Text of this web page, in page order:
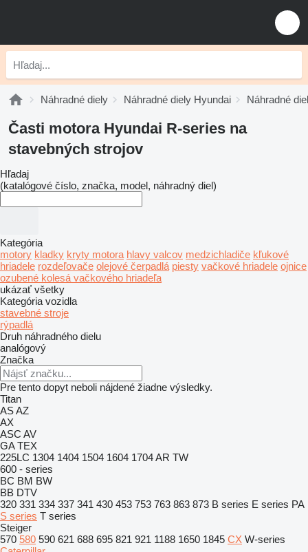
Náhradné diely Náhradné diely Hyundai Náhradné
Časti motora Hyundai R-series na
stavebných strojov
Hľadaj
(katalógové číslo, značka, model, náhradný diel)
Kategória
motory kladky kryty motora hlavy valcov medzichladiče kľukové
hriadele rozdeľovače olejové čerpadlá piesty vačkové hriadele ojnice
ozubené kolesá vačkového hriadeľa
ukázať všetky
Kategória vozidla
stavebné stroje
rýpadlá
Druh náhradného dielu
analógový
Značka
Pre tento dopyt neboli nájdené žiadne výsledky.
Titan
ASAZ
AX
ASC AV
GA TEX
225LC 1304 1404 1504 1604 1704AR TW
600 - series
BC BM BW
BB DTV
320 331 334 337 341 430 453 753 763 863 873 B series E series PA
S series T series
Steiger
570 580 590 621 688 695 821 921 1188 1650 1845 CX W-series